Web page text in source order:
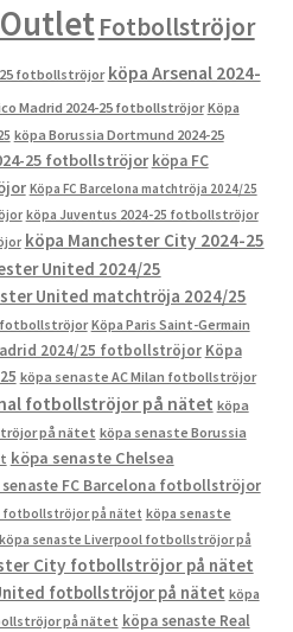
Fotbollströjor
25 fotbollströjor köpa Arsenal 2024-
Madrid 2024-25 fotbollströjor Köpa
köpa Borussia Dortmund 2024-25
25 fotbollströjor köpa FC
Köpa FC Barcelona matchtröja 2024/25
köpa Juventus 2024-25 fotbollströjor
köpa Manchester City 2024-25
United 2024/25
United matchtröja 2024/25
fotbollströjor Köpa Paris Saint-Germain
2024/25 fotbollströjor Köpa
köpa senaste AC Milan fotbollströjor
fotbollströjor på nätet köpa
på nätet köpa senaste Borussia
köpa senaste Chelsea
senaste FC Barcelona fotbollströjor
fotbollströjor på nätet köpa senaste
köpa senaste Liverpool fotbollströjor på
City fotbollströjor på nätet
fotbollströjor på nätet köpa
på nätet köpa senaste Real